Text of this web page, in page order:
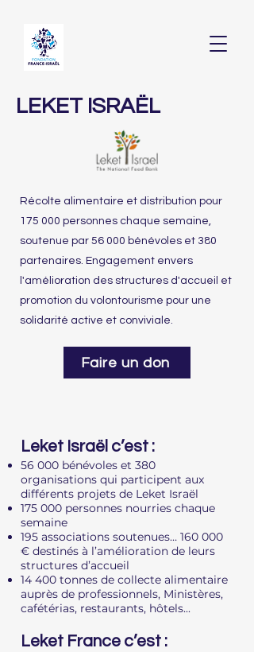
LEKET ISRAËL
Récolte alimentaire et distribution pour
175 000 personnes chaque semaine,
soutenue par 56 000 bénévoles et 380
partenaires. Engagement envers
l'amélioration des structures d'accueil et
promotion du volontourisme pour une
solidarité active et conviviale.
Faire un don
Leket Israël c’est :
56 000 bénévoles et 380
organisations qui participent aux
différents projets de Leket Israël
175 000 personnes nourries chaque
semaine
195 associations soutenues… 160 000
€ destinés à l’amélioration de leurs
structures d’accueil
14 400 tonnes de collecte alimentaire
auprès de professionnels, Ministères,
cafétérias, restaurants, hôtels...
Leket France c’est :